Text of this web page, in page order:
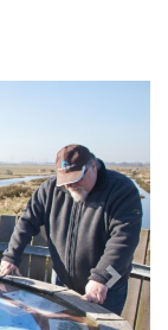
Next